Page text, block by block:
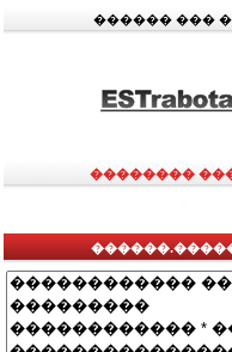
������ ���
��������